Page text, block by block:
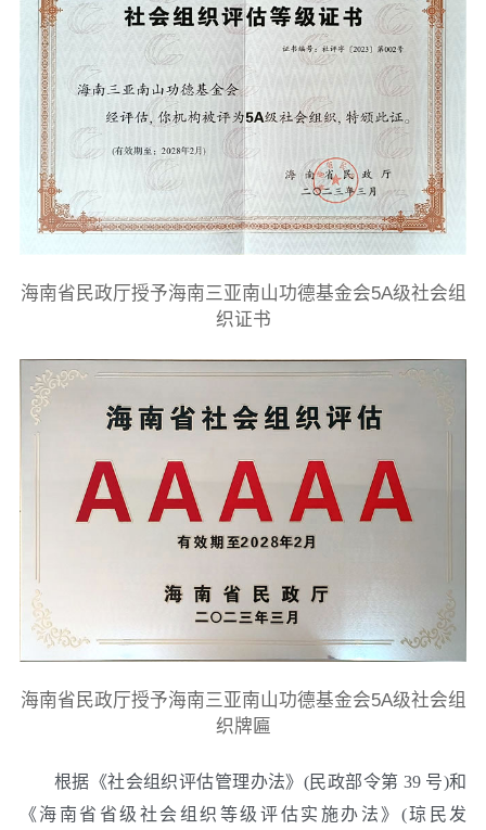
海南省民政厅授予海南三亚南山功德基金会5A级社会组
织证书
海南省民政厅授予海南三亚南山功德基金会5A级社会组
织牌匾
根据《社会组织评估管理办法》(民政部令第 39 号)和
《海南省省级社会组织等级评估实施办法》(琼民发